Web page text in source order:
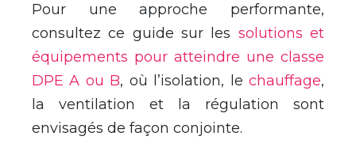
Pour une approche performante,
consultez ce guide sur les solutions et
équipements pour atteindre une classe
DPE A ou B, où l’isolation, lechauffage,
la ventilation et la régulation sont
envisagés de façon conjointe.